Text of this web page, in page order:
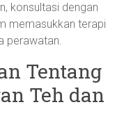
konsultasi dengan
memasukkan terapi
perawatan.
Tentang
Teh dan